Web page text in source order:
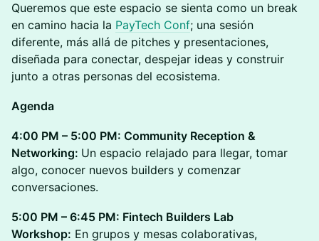
Queremos que este espacio se sienta como un break
en camino hacia la PayTech Conf; una sesión
diferente, más allá de pitches y presentaciones,
diseñada para conectar, despejar ideas y construir
junto a otras personas del ecosistema.
Agenda
4:00 PM – 5:00 PM: Community Reception &
Networking: Un espacio relajado para llegar, tomar
algo, conocer nuevos builders y comenzar
conversaciones.
5:00 PM – 6:45 PM: Fintech Builders Lab
Workshop: En grupos y mesas colaborativas,